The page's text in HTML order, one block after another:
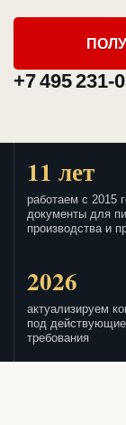
+7 495 231-
11 лет
работаем с 2015
документы для
производства и
2026
актуализируем
под действующие
требования